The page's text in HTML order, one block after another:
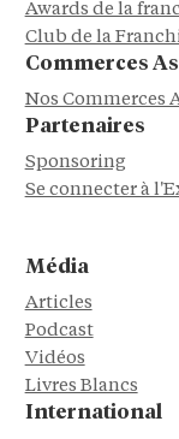
Awards de la
Club de la
Commerces
Nos Commerces
Partenaires
Sponsoring
Se connecter à
Média
Articles
Podcast
Vidéos
Livres Blancs
International